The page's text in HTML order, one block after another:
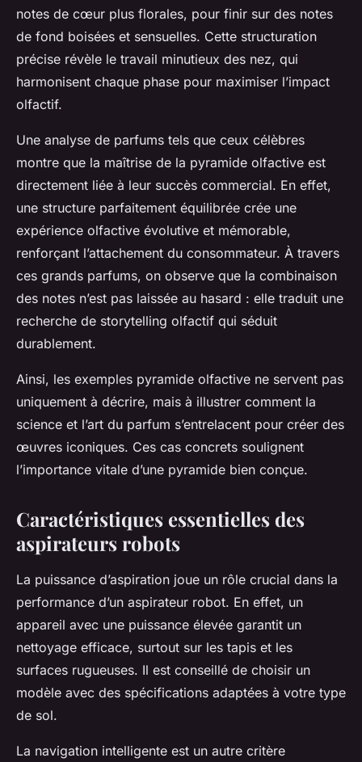
notes de cœur plus florales, pour finir sur des notes
de fond boisées et sensuelles. Cette structuration
précise révèle le travail minutieux des nez, qui
harmonisent chaque phase pour maximiser l’impact
olfactif.
Une analyse de parfums tels que ceux célèbres
montre que la maîtrise de la pyramide olfactive est
directement liée à leur succès commercial. En effet,
une structure parfaitement équilibrée crée une
expérience olfactive évolutive et mémorable,
renforçant l’attachement du consommateur. À travers
ces grands parfums, on observe que la combinaison
des notes n’est pas laissée au hasard : elle traduit une
recherche de storytelling olfactif qui séduit
durablement.
Ainsi, les exemples pyramide olfactive ne servent pas
uniquement à décrire, mais à illustrer comment la
science et l’art du parfum s’entrelacent pour créer des
œuvres iconiques. Ces cas concrets soulignent
l’importance vitale d’une pyramide bien conçue.
Caractéristiques essentielles des
aspirateurs robots
La puissance d’aspiration joue un rôle crucial dans la
performance d’un aspirateur robot. En effet, un
appareil avec une puissance élevée garantit un
nettoyage efficace, surtout sur les tapis et les
surfaces rugueuses. Il est conseillé de choisir un
modèle avec des spécifications adaptées à votre type
de sol.
La navigation intelligente est un autre critère